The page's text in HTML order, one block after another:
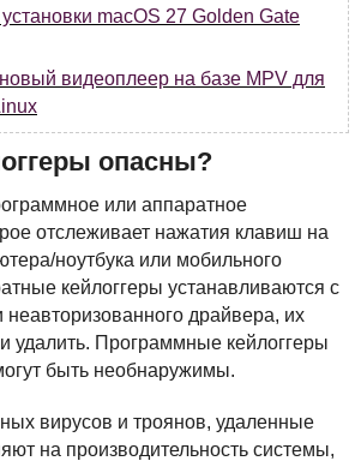
macOS 27 Golden Gate
видеоплеер на базе MPV для
опасны?
или аппаратное
отслеживает нажатия клавиш на
ноутбука или мобильного
кейлоггеры устанавливаются с
неавторизованного драйвера, их
удалить. Программные кейлоггеры
быть необнаружимы.
вирусов и троянов, удаленные
на производительность системы,